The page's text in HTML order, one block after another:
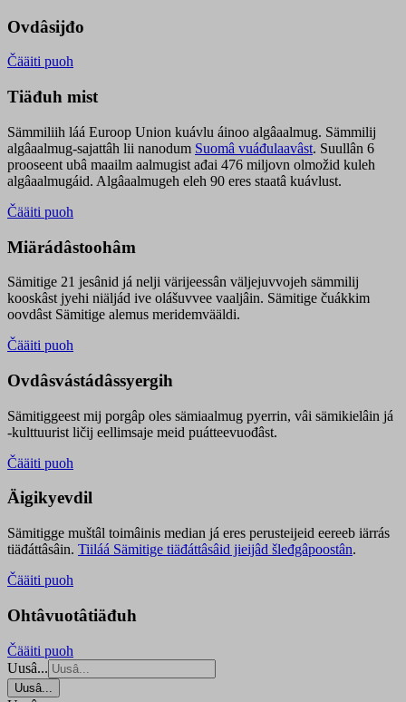
Ovdâsijđo
Čääiti puoh
Tiäđuh mist
Sämmiliih láá Euroop Union kuávlu áinoo algâaalmug. Sämmilij
algâaalmug-sajattâh lii nanodum Suomâ vuáđulaavâst. Suullân 6
prooseent ubâ maailm aalmugist ađai 476 miljovn olmožid kuleh
algâaalmugáid. Algâaalmugeh eleh 90 eres staatâ kuávlust.
Čääiti puoh
Miärádâstoohâm
Sämitige 21 jesânid já nelji värijeessân väljejuvvojeh sämmilij
kooskâst jyehi niäljád ive olášuvvee vaaljâin. Sämitige čuákkim
oovdâst Sämitige alemus meridemvääldi.
Čääiti puoh
Ovdâsvástádâssyergih
Sämitiggeest mij porgâp oles sämiaalmug pyerrin, vâi sämikielâin já
-kulttuurist ličij eellimsaje meid puátteevuođâst.
Čääiti puoh
Äigikyevdil
Sämitigge muštâl toimâinis median já eres perusteijeid eereeb iärrás
tiäđáttâsâin. Tiiláá Sämitige tiäđáttâsâid jieijâd šleđgâpoostân.
Čääiti puoh
Ohtâvuotâtiäđuh
Čääiti puoh
Uusâ...
Uusâ...